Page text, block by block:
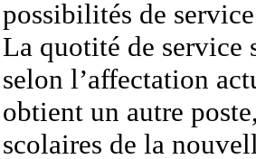
possibilités de
La quotité de service
selon l’affectation
obtient un autre
scolaires de la